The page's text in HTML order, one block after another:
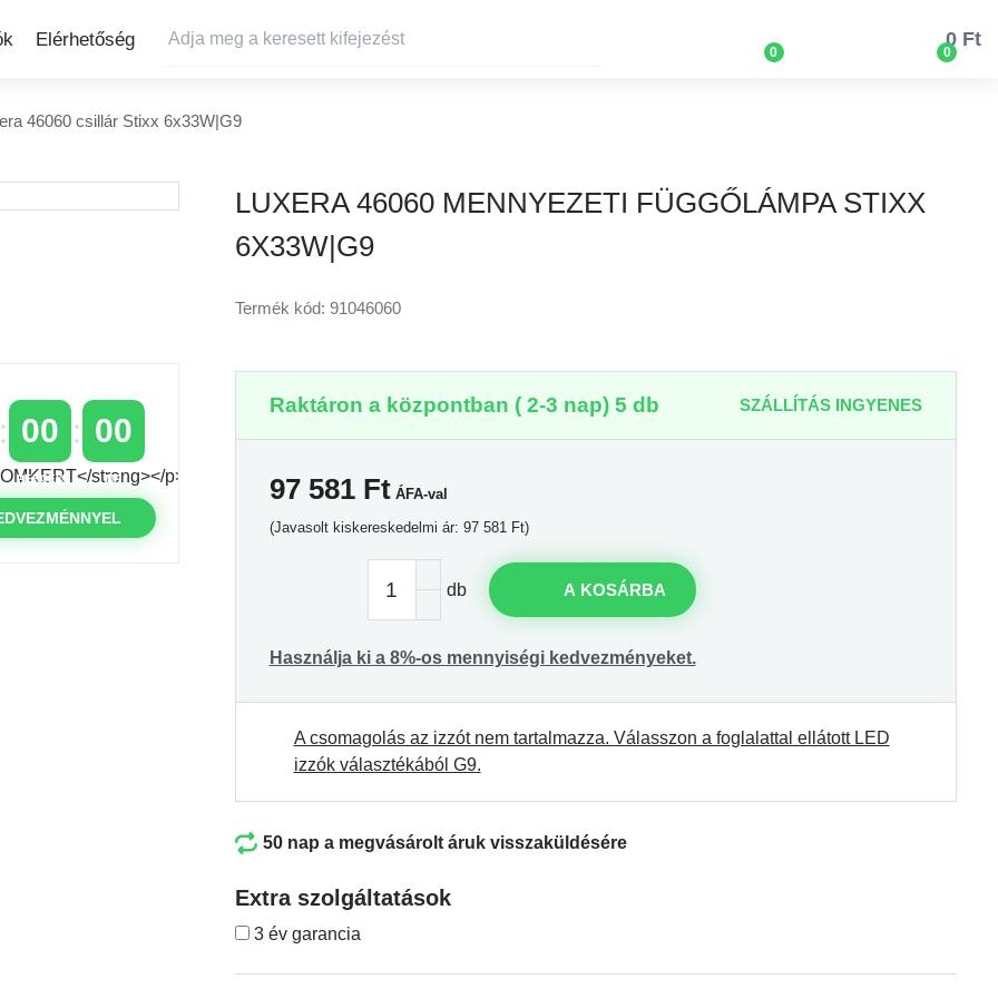
Elérhetőség
0 0
0 Ft
46060 csillár Stixx 6x33W|G9
LUXERA 46060 MENNYEZETI FÜGGŐLÁMPA STIXX
6X33W|G9
00
PERCEK
00
MP
Termék kód: 91046060
Raktáron a központban ( 2-3 nap) 5 db SZÁLLÍTÁS INGYENES
97 581FtÁFA-val
(Javasolt kiskereskedelmi ár: 97 581 Ft)
db A KOSÁRBA
Használja ki a 8%-os mennyiségi kedvezményeket.
A csomagolás az izzót nem tartalmazza. Válasszon a foglalattal ellátott LED
izzók választékából G9.
50 nap a megvásárolt áruk visszaküldésére
Extra szolgáltatások
3 év garancia